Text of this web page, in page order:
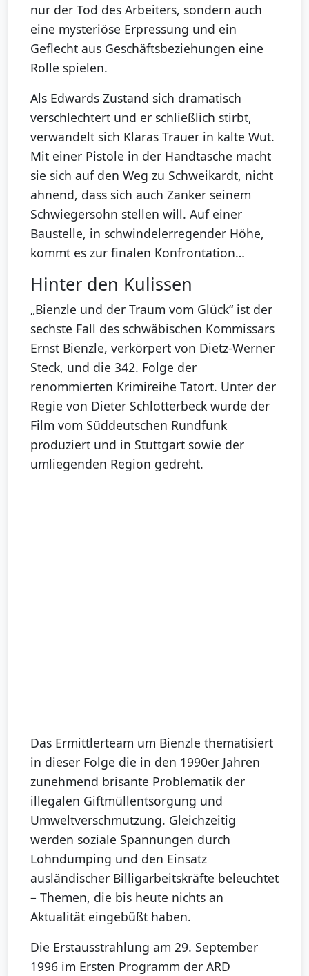
nur der Tod des Arbeiters, sondern auch
eine mysteriöse Erpressung und ein
Geflecht aus Geschäftsbeziehungen eine
Rolle spielen.
Als Edwards Zustand sich dramatisch
verschlechtert und er schließlich stirbt,
verwandelt sich Klaras Trauer in kalte Wut.
Mit einer Pistole in der Handtasche macht
sie sich auf den Weg zu Schweikardt, nicht
ahnend, dass sich auch Zanker seinem
Schwiegersohn stellen will. Auf einer
Baustelle, in schwindelerregender Höhe,
kommt es zur finalen Konfrontation…
Hinter den Kulissen
„Bienzle und der Traum vom Glück“ ist der
sechste Fall des schwäbischen Kommissars
Ernst Bienzle, verkörpert von Dietz-Werner
Steck, und die 342. Folge der
renommierten Krimireihe Tatort. Unter der
Regie von Dieter Schlotterbeck wurde der
Film vom Süddeutschen Rundfunk
produziert und in Stuttgart sowie der
umliegenden Region gedreht.
Das Ermittlerteam um Bienzle thematisiert
in dieser Folge die in den 1990er Jahren
zunehmend brisante Problematik der
illegalen Giftmüllentsorgung und
Umweltverschmutzung. Gleichzeitig
werden soziale Spannungen durch
Lohndumping und den Einsatz
ausländischer Billigarbeitskräfte beleuchtet
– Themen, die bis heute nichts an
Aktualität eingebüßt haben.
Die Erstausstrahlung am 29. September
1996 im Ersten Programm der ARD